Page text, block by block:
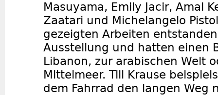
Masuyama, Emily Jacir, Amal
Zaatari und Michelangelo
gezeigten Arbeiten
Ausstellung und hatten einen
Libanon, zur arabischen Welt
Mittelmeer. Till Krause
dem Fahrrad den langen Weg